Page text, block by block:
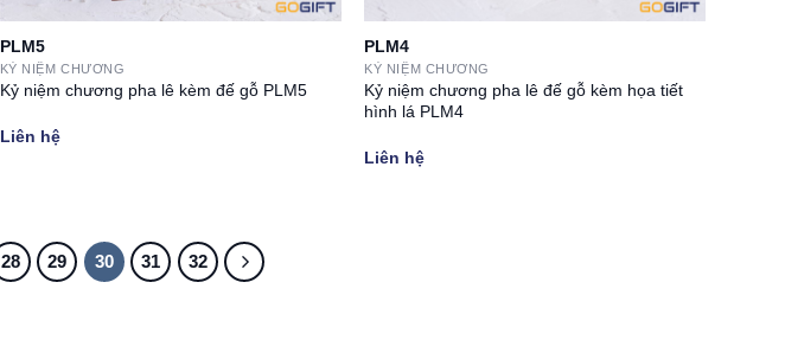
PLM5
KỶ NIỆM CHƯƠNG
Kỷ niệm chương pha lê kèm đế gỗ PLM5
Liên hệ
PLM4
KỶ NIỆM CHƯƠNG
Kỷ niệm chương pha lê đế gỗ kèm họa tiết
hình lá PLM4
Liên hệ
28 29 30 31 32